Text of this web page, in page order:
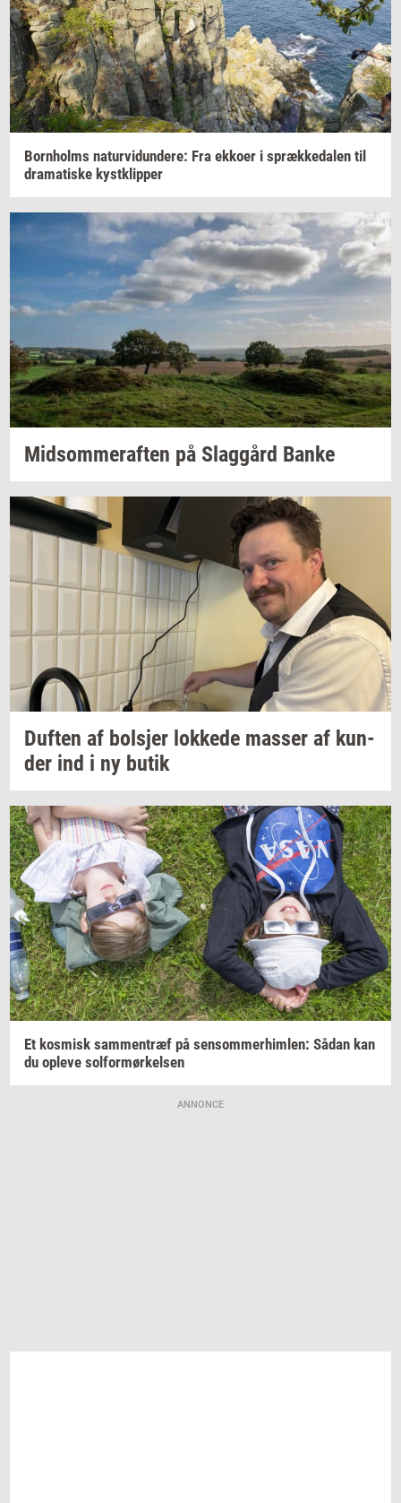
Born­holms na­tur­vi­dun­de­re: Fra ek­ko­er i spræk­ke­da­len til
dra­ma­ti­ske kyst­klip­per
Mid­som­mer­af­ten på Slag­gård Banke
Duf­ten af bol­sjer lok­ke­de mas­ser af kun­
der ind i ny butik
Et kos­misk sam­men­træf på sen­som­mer­him­len: Sådan kan
du op­le­ve sol­for­mør­kel­sen
ANNONCE